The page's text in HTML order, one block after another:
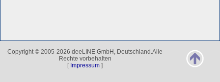
Copyright © 2005-2026 deeLINE GmbH, Deutschland.Alle
Rechte vorbehalten
[ Impressum ]